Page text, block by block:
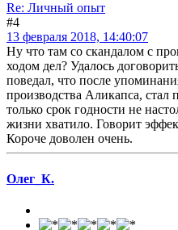
Re: Личный опыт
#4
13 февраля 2018, 14:40:07
Ну что там со скандалом с
ходом дел? Удалось
поведал, что после
производства Аликапса, стал
только срок годности не
жизни хватило. Говорит
Короче доволен очень.
Олег_К.